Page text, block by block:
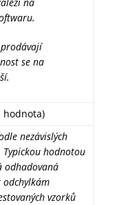
se na
hodnota)
nezávislých
hodnotou
odhadovaná
odchylkám
vzorků